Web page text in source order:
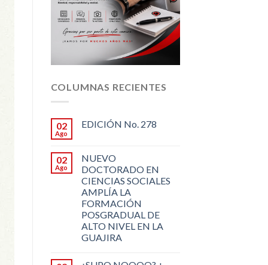
COLUMNAS RECIENTES
02
Ago
EDICIÓN No. 278
02
Ago
NUEVO
DOCTORADO EN
CIENCIAS SOCIALES
AMPLÍA LA
FORMACIÓN
POSGRADUAL DE
ALTO NIVEL EN LA
GUAJIRA